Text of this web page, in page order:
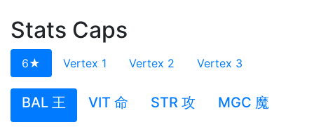
Stats Caps
6★ Vertex 1 Vertex 2 Vertex 3
BAL 王 VIT 命 STR 攻
MGC 魔